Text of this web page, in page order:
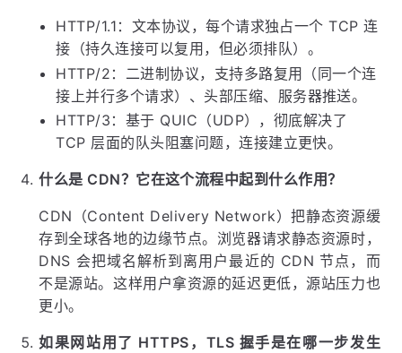
HTTP/1.1：文本协议，每个请求独占一个 TCP 连
接（持久连接可以复用，但必须排队）。
HTTP/2：二进制协议，支持多路复用（同一个连
接上并行多个请求）、头部压缩、服务器推送。
HTTP/3：基于 QUIC（UDP），彻底解决了
TCP 层面的队头阻塞问题，连接建立更快。
什么是 CDN？它在这个流程中起到什么作用？
CDN（Content Delivery Network）把静态资源缓
存到全球各地的边缘节点。浏览器请求静态资源时，
DNS 会把域名解析到离用户最近的 CDN 节点，而
不是源站。这样用户拿资源的延迟更低，源站压力也
更小。
如果网站用了 HTTPS，TLS 握手是在哪一步发生